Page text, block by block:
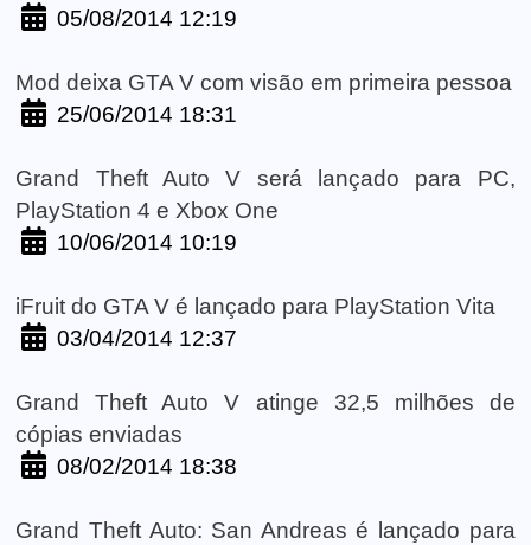
05/08/2014 12:19
Mod deixa GTA V com visão em primeira pessoa
25/06/2014 18:31
Grand Theft Auto V será lançado para PC,
PlayStation 4 e Xbox One
10/06/2014 10:19
iFruit do GTA V é lançado para PlayStation Vita
03/04/2014 12:37
Grand Theft Auto V atinge 32,5 milhões de
cópias enviadas
08/02/2014 18:38
Grand Theft Auto: San Andreas é lançado para